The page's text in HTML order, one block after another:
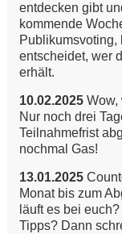
entdecken gibt
kommende
Publikumsvoting,
entscheidet, wer
erhält.
10.02.2025 Wow,
Nur noch drei
Teilnahmefrist
nochmal Gas!
13.01.2025
Monat bis zum
läuft es bei
Tipps? Dann